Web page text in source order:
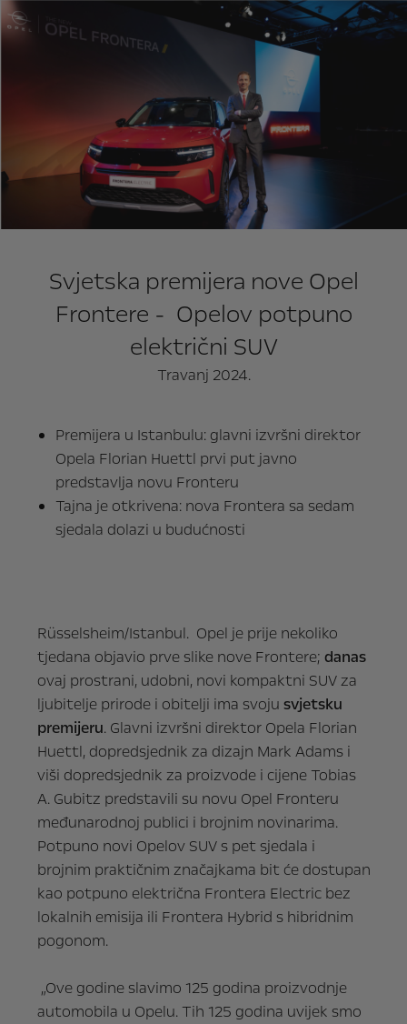
Svjetska premijera nove Opel
Frontere - Opelov potpuno
električni SUV
Travanj 2024.
Premijera u Istanbulu: glavni izvršni direktor
Opela Florian Huettl prvi put javno
predstavlja novu Fronteru
Tajna je otkrivena: nova Frontera sa sedam
sjedala dolazi u budućnosti
Rüsselsheim/Istanbul. Opel je prije nekoliko
tjedana objavio prve slike nove Frontere; danas
ovaj prostrani, udobni, novi kompaktni SUV za
ljubitelje prirode i obitelji ima svoju svjetsku
premijeru. Glavni izvršni direktor Opela Florian
Huettl, dopredsjednik za dizajn Mark Adams i
viši dopredsjednik za proizvode i cijene Tobias
A. Gubitz predstavili su novu Opel Fronteru
međunarodnoj publici i brojnim novinarima.
Potpuno novi Opelov SUV s pet sjedala i
brojnim praktičnim značajkama bit će dostupan
kao potpuno električna Frontera Electric bez
lokalnih emisija ili Frontera Hybrid s hibridnim
pogonom.
„Ove godine slavimo 125 godina proizvodnje
automobila u Opelu. Tih 125 godina uvijek smo